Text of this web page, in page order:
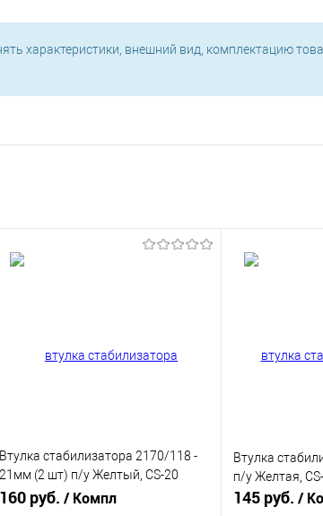
характеристики, внешний вид, комплектацию
Втулка стабилизатора 2170/118 -
21мм (2 шт) п/у Желтый, CS-20
06096
160 руб. / Компл
Втулка
п/у Желтая,
145 руб. /